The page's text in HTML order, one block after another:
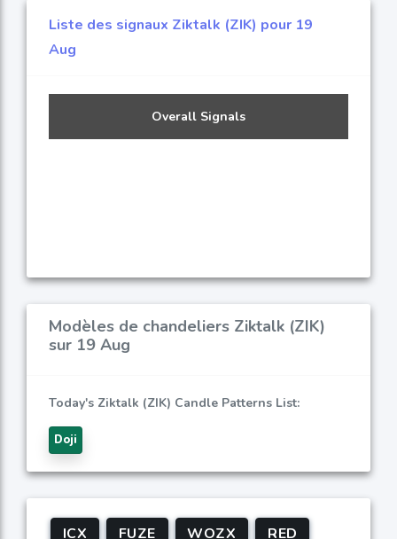
Liste des signaux Ziktalk (ZIK) pour 19
Aug
Overall Signals
Modèles de chandeliers Ziktalk (ZIK)
sur 19 Aug
Today's Ziktalk (ZIK) Candle Patterns List:
Doji
ICX FUZE WOZX
RED